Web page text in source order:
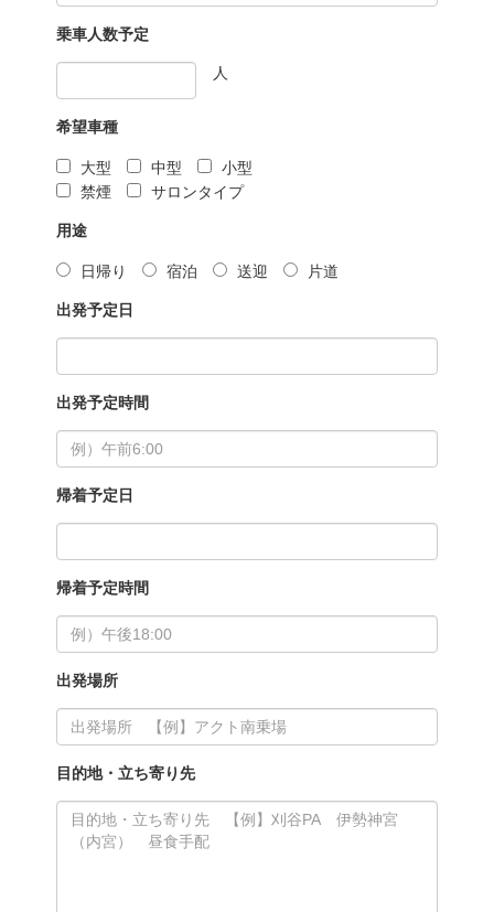
乗車人数予定
人
希望車種
大型 中型
小型
禁煙
サロンタイプ
用途
日帰り 宿泊 送迎 片道
出発予定日
出発予定時間
帰着予定日
帰着予定時間
出発場所
目的地・立ち寄り先